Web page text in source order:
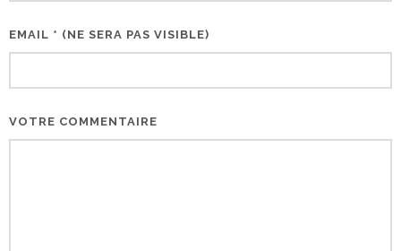
EMAIL * (NE SERA PAS VISIBLE)
VOTRE COMMENTAIRE